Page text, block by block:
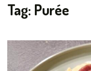
Tag: Purée